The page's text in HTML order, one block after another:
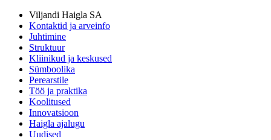
Viljandi Haigla SA
Kontaktid ja arveinfo
Juhtimine
Struktuur
Kliinikud ja keskused
Sümboolika
Perearstile
Töö ja praktika
Koolitused
Innovatsioon
Haigla ajalugu
Uudised